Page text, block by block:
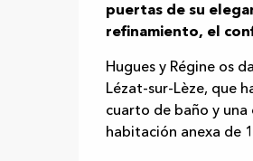
puertas de su
refinamiento, el
Hugues y Régine os
Lézat-sur-Lèze, que
cuarto de baño y una
habitación anexa de